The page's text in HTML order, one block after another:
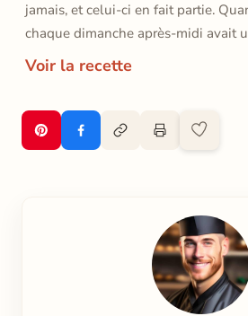
jamais, et celui-ci en fait partie.
chaque dimanche après-midi avait
Voir la recette